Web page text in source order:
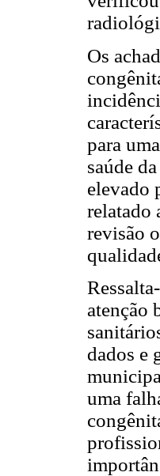
Os
para
saúde
elevado
relatado
revisão
atenção
dados e
uma